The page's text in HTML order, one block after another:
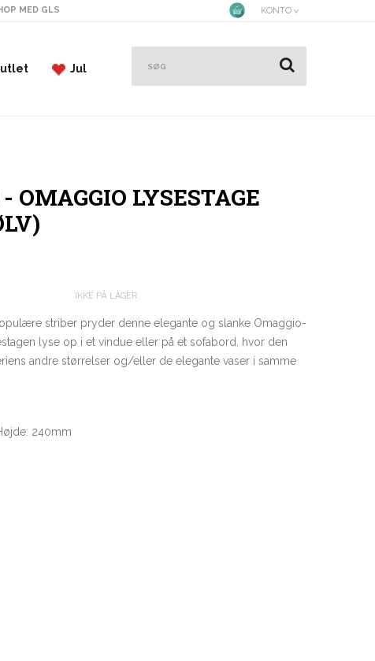
MED GLS KONTO
Jul
OMAGGIO LYSESTAGE
IKKE PÅ LAGER
striber pryder denne elegante og slanke Omaggio-
lyse op i et vindue eller på et sofabord, hvor den
andre størrelser og/eller de elegante vaser i samme
240mm